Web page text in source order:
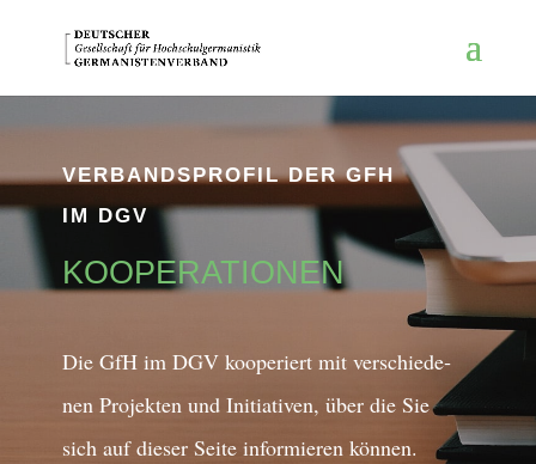
VERBANDSPROFIL DER GFH
IM DGV
KO­OPE­RA­TIO­NEN
Die GfH im DGV ko­ope­riert mit ver­schie­de­
nen Pro­jek­ten und In­itia­ti­ven, über die Sie
sich auf dieser Seite in­for­mie­ren können.